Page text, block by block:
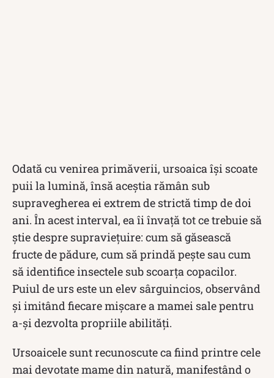
Odată cu venirea primăverii, ursoaica își scoate
puii la lumină, însă aceștia rămân sub
supravegherea ei extrem de strictă timp de doi
ani. În acest interval, ea îi învață tot ce trebuie să
știe despre supraviețuire: cum să găsească
fructe de pădure, cum să prindă pește sau cum
să identifice insectele sub scoarța copacilor.
Puiul de urs este un elev sârguincios, observând
și imitând fiecare mișcare a mamei sale pentru
a-și dezvolta propriile abilități.
Ursoaicele sunt recunoscute ca fiind printre cele
mai devotate mame din natură, manifestând o